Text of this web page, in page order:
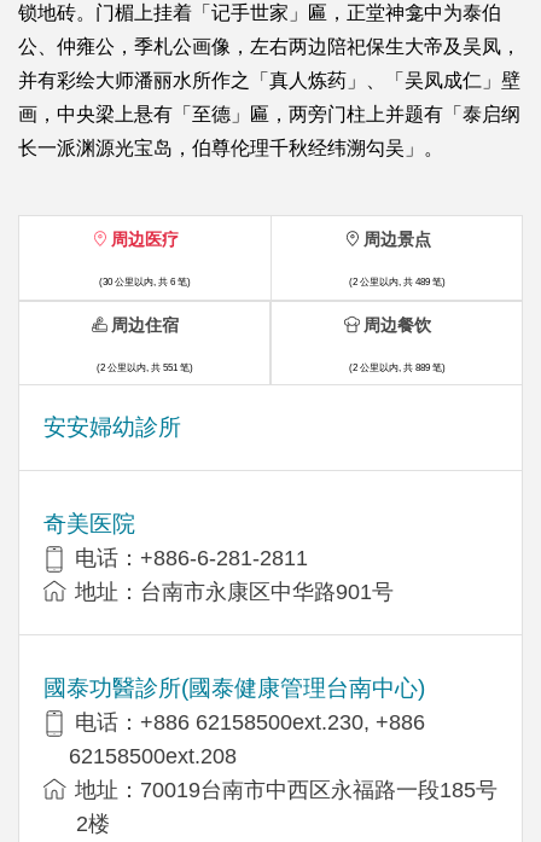
锁地砖。门楣上挂着「记手世家」匾，正堂神龛中为泰伯
公、仲雍公，季札公画像，左右两边陪祀保生大帝及吴凤，
并有彩绘大师潘丽水所作之「真人炼药」、「吴凤成仁」壁
画，中央梁上悬有「至德」匾，两旁门柱上并题有「泰启纲
长一派渊源光宝岛，伯尊伦理千秋经纬溯勾吴」。
周边医疗
(30 公里以内, 共 6 笔)
安安婦幼診所
奇美医院
电话：+886-6-281-2811
地址：台南市永康区中华路901号
國泰功醫診所(國泰健康管理台南中心)
电话：+886 62158500ext.230, +886
62158500ext.208
地址：70019台南市中西区永福路一段185号
2楼
周边景点
(2 公里以内, 共 489 笔)
周边住宿
(2 公里以内, 共 551 笔)
周边餐饮
(2 公里以内, 共 889 笔)